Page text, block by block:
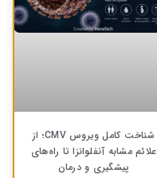
شناخت کامل ویروس CMV؛ از
علائم مشابه آنفلوانزا تا راه‌های
پیشگیری و درمان